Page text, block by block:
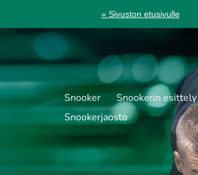
« Sivuston etusivulle
Snooker Snookerin esittely
Snookerjaosto